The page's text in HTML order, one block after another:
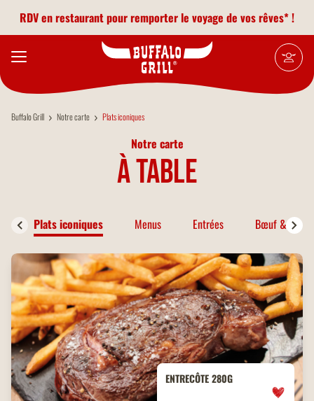
RDV en restaurant pour remporter le voyage de vos rêves* !
Buffalo Grill Notre carte Plats iconiques
Notre carte
à table
Plats iconiques Menus Entrées Bœuf & Bison
ENTRECÔTE 280G